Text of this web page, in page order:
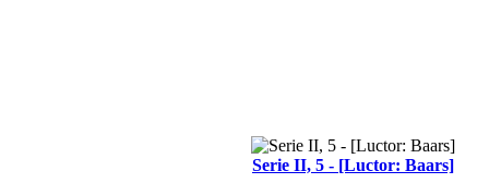
Serie II, 5 - [Luctor: Baars]